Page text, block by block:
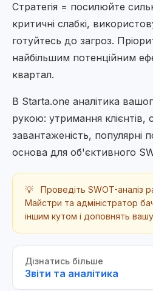
Стратегія = посилюйте
критичні слабкі,
готуйтесь до загроз.
найбільшим потенційним
квартал.
В Starta.one аналітика
рукою: утримання клієнтів,
завантаженість, популярні
основа для об'єктивного
💡
Проведіть SWOT-аналіз
Майстри та адміністратор
іншим кутом і доповнять
Дізнатись більше
Звіти та аналітика